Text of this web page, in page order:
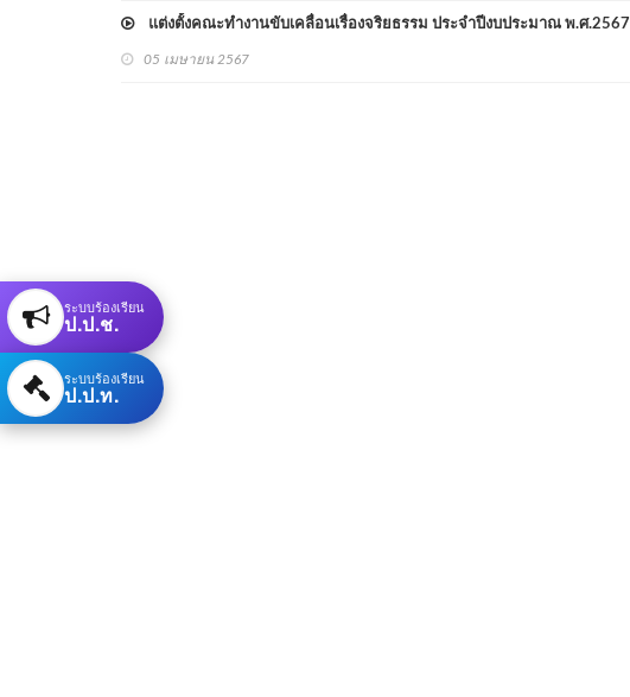
แต่งตั้งคณะทำงานขับเคลื่อนเรื่องจริยธรรม ประจำปีงบประมาณ พ.ศ.2567
05 เมษายน 2567
ระบบร้องเรียน
ป.ป.ช.
ระบบร้องเรียน
ป.ป.ท.